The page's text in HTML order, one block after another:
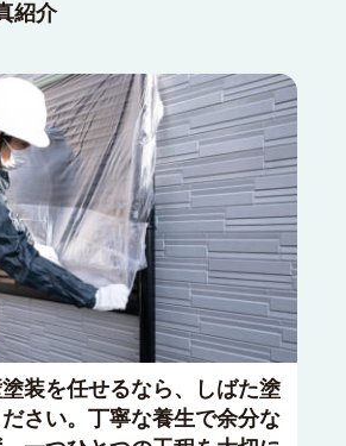
紹介
装を任せるなら、しばた塗
さい。丁寧な養生で余分な